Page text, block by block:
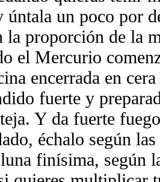
úntala un poco por
la proporción de la
el Mercurio
encerrada en
fuerte y
Y da fuerte
échalo según
finísima, según